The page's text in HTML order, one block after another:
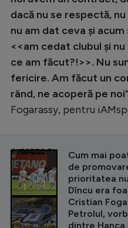
dacă nu se respectă,
nu am dat ceva și
<<am cedat clubul și
ce am făcut?!>>. Nu
fericire. Am făcut un
rând, ne acoperă pe noi
Fogarassy, pentru
CITEȘTE ȘI
Cum mai
de
prioritatea
Dîncu era
Cristian
Petrolul,
dintre Hanca